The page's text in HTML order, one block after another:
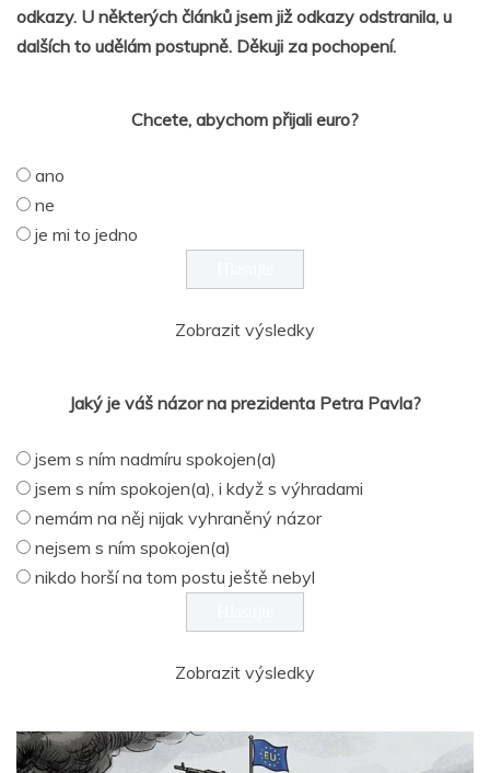
odkazy. U některých článků jsem již odkazy odstranila, u
dalších to udělám postupně. Děkuji za pochopení.
Chcete, abychom přijali euro?
ano
ne
je mi to jedno
Zobrazit výsledky
Jaký je váš názor na prezidenta Petra Pavla?
jsem s ním nadmíru spokojen(a)
jsem s ním spokojen(a), i když s výhradami
nemám na něj nijak vyhraněný názor
nejsem s ním spokojen(a)
nikdo horší na tom postu ještě nebyl
Zobrazit výsledky